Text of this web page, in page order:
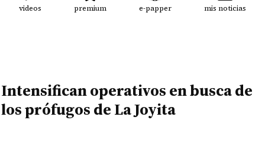
videos premium e-papper mis noticias
Intensifican operativos en busca de
los prófugos de La Joyita